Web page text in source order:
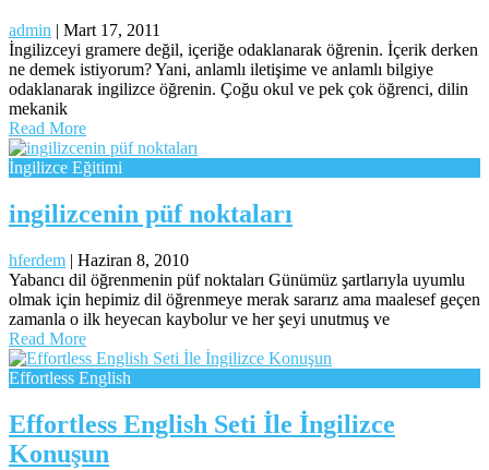
admin | Mart 17, 2011
İngilizceyi gramere değil, içeriğe odaklanarak öğrenin. İçerik derken
ne demek istiyorum? Yani, anlamlı iletişime ve anlamlı bilgiye
odaklanarak ingilizce öğrenin. Çoğu okul ve pek çok öğrenci, dilin
mekanik
Read More
İngilizce Eğitimi
ingilizcenin püf noktaları
hferdem | Haziran 8, 2010
Yabancı dil öğrenmenin püf noktaları Günümüz şartlarıyla uyumlu
olmak için hepimiz dil öğrenmeye merak sararız ama maalesef geçen
zamanla o ilk heyecan kaybolur ve her şeyi unutmuş ve
Read More
Effortless English
Effortless English Seti İle İngilizce
Konuşun